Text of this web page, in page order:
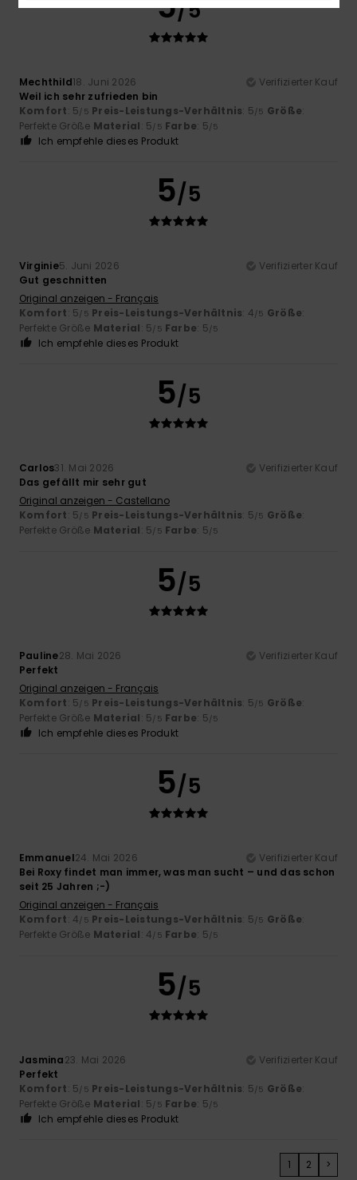
/5
Mechthild18. Juni 2026
Verifizierter Kauf
Weil ich sehr zufrieden bin
Komfort: 5/5 Preis-Leistungs-Verhältnis: 5/5 Größe:
Perfekte Größe Material: 5/5 Farbe: 5/5
Ich empfehle dieses Produkt
5/5
Virginie5. Juni 2026
Verifizierter Kauf
Gut geschnitten
Original anzeigen - Français
Komfort: 5/5 Preis-Leistungs-Verhältnis: 4/5 Größe:
Perfekte Größe Material: 5/5 Farbe: 5/5
Ich empfehle dieses Produkt
5/5
Carlos31. Mai 2026
Verifizierter Kauf
Das gefällt mir sehr gut
Original anzeigen - Castellano
Komfort: 5/5 Preis-Leistungs-Verhältnis: 5/5 Größe:
Perfekte Größe Material: 5/5 Farbe: 5/5
5/5
Pauline28. Mai 2026
Verifizierter Kauf
Perfekt
Original anzeigen - Français
Komfort: 5/5 Preis-Leistungs-Verhältnis: 5/5 Größe:
Perfekte Größe Material: 5/5 Farbe: 5/5
Ich empfehle dieses Produkt
5/5
Emmanuel24. Mai 2026
Verifizierter Kauf
Bei Roxy findet man immer, was man sucht – und das schon
seit 25 Jahren ;-)
Original anzeigen - Français
Komfort: 4/5 Preis-Leistungs-Verhältnis: 5/5 Größe:
Perfekte Größe Material: 4/5 Farbe: 5/5
5/5
Jasmina23. Mai 2026
Verifizierter Kauf
Perfekt
Komfort: 5/5 Preis-Leistungs-Verhältnis: 5/5 Größe:
Perfekte Größe Material: 5/5 Farbe: 5/5
Ich empfehle dieses Produkt
1 2 >